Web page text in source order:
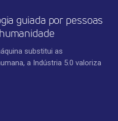
guiada por pessoas
substitui as
a Indústria 5.0 valoriza